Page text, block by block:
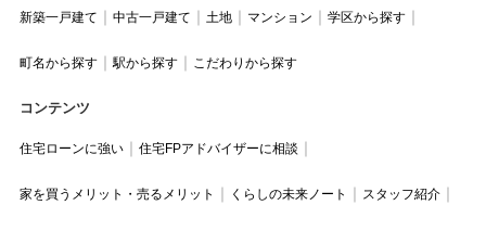
新築一戸建て 中古一戸建て 土地 マンション 学区から探す
町名から探す 駅から探す こだわりから探す
コンテンツ
住宅ローンに強い 住宅FPアドバイザーに相談
家を買うメリット・売るメリット くらしの未来ノート スタッフ紹介